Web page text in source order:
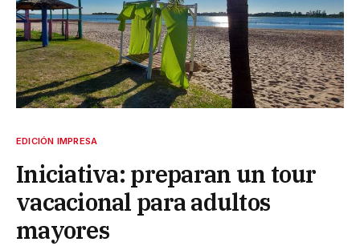
EDICIÓN IMPRESA
Iniciativa: preparan un tour
vacacional para adultos
mayores